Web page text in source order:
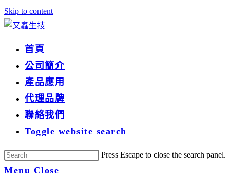
Skip to content
首頁
公司簡介
產品應用
代理品牌
聯絡我們
Toggle website search
Press Escape to close the search panel.
Menu Close